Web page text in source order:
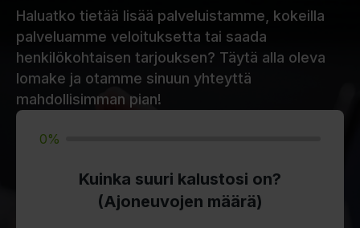
Haluatko tietää lisää palveluistamme, kokeilla
palveluamme veloituksetta tai saada
henkilökohtaisen tarjouksen? Täytä alla oleva
lomake ja otamme sinuun yhteyttä
mahdollisimman pian!
0%
Kuinka suuri kalustosi on?
(Ajoneuvojen määrä)